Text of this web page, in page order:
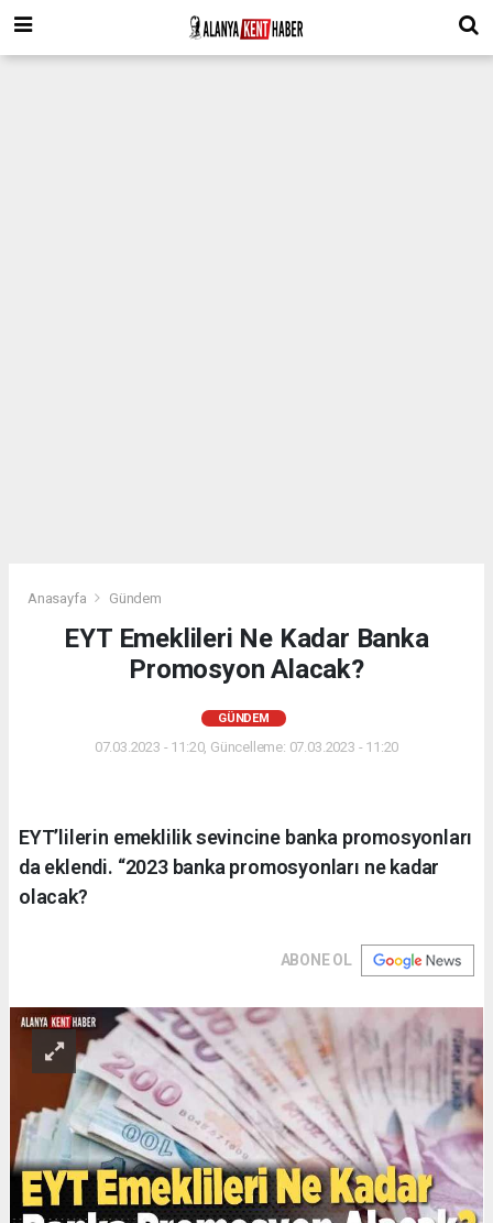
Anasayfa Gündem
EYT Emeklileri Ne Kadar Banka
Promosyon Alacak?
GÜNDEM
07.03.2023 - 11:20, Güncelleme: 07.03.2023 - 11:20
EYT’lilerin emeklilik sevincine banka promosyonları
da eklendi. “2023 banka promosyonları ne kadar
olacak?
ABONE OL